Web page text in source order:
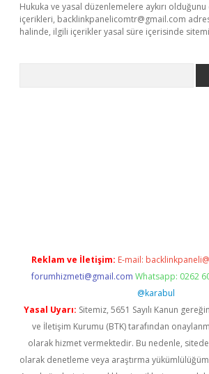
Hukuka ve yasal düzenlemelere aykırı
içerikleri, backlinkpanelicomtr@gmail.com
halinde, ilgili içerikler yasal süre içerisinde
Reklam ve İletişim: E-mail:
forumhizmeti@gmail.com Whatsapp: 0262
@karabul
Yasal Uyarı: Sitemiz, 5651 Sayılı Kanun
ve İletişim Kurumu (BTK) tarafından
olarak hizmet vermektedir. Bu nedenle,
olarak denetleme veya araştırma